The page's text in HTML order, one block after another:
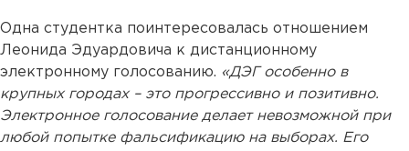
Одна студентка поинтересовалась отношением
Леонида Эдуардовича к дистанционному
электронному голосованию. «ДЭГ особенно в
крупных городах – это прогрессивно и позитивно.
Электронное голосование делает невозможной при
любой попытке фальсификацию на выборах. Его